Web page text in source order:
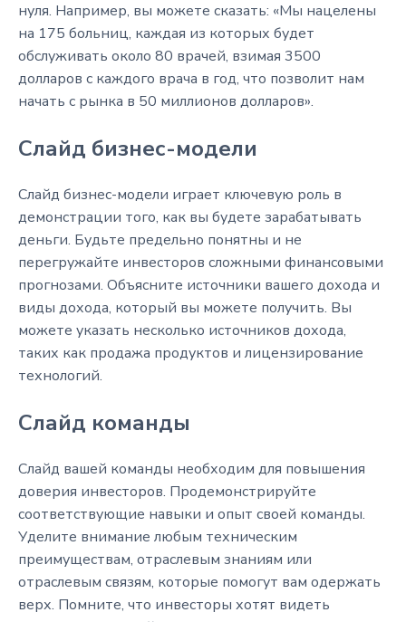
нуля. Например, вы можете сказать: «Мы нацелены
на 175 больниц, каждая из которых будет
обслуживать около 80 врачей, взимая 3500
долларов с каждого врача в год, что позволит нам
начать с рынка в 50 миллионов долларов».
Слайд бизнес-модели
Слайд бизнес-модели играет ключевую роль в
демонстрации того, как вы будете зарабатывать
деньги. Будьте предельно понятны и не
перегружайте инвесторов сложными финансовыми
прогнозами. Объясните источники вашего дохода и
виды дохода, который вы можете получить. Вы
можете указать несколько источников дохода,
таких как продажа продуктов и лицензирование
технологий.
Слайд команды
Слайд вашей команды необходим для повышения
доверия инвесторов. Продемонстрируйте
соответствующие навыки и опыт своей команды.
Уделите внимание любым техническим
преимуществам, отраслевым знаниям или
отраслевым связям, которые помогут вам одержать
верх. Помните, что инвесторы хотят видеть